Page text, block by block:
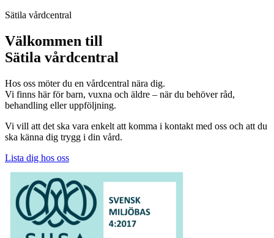
Sätila vårdcentral
Välkommen till
Sätila vårdcentral
Hos oss möter du en vårdcentral nära dig.
Vi finns här för barn, vuxna och äldre – när du behöver råd,
behandling eller uppföljning.
Vi vill att det ska vara enkelt att komma i kontakt med oss och att du
ska känna dig trygg i din vård.
Lista dig hos oss